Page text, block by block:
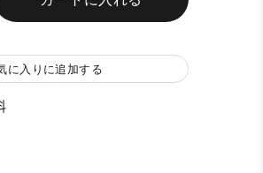
に入りに追加する